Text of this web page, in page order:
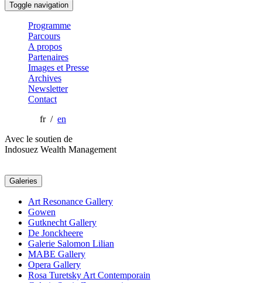
Toggle navigation
Programme
Parcours
A propos
Partenaires
Images et Presse
Archives
Newsletter
Contact
fr / en
Avec le soutien de
Indosuez Wealth Management
Galeries
Art Resonance Gallery
Gowen
Gutknecht Gallery
De Jonckheere
Galerie Salomon Lilian
MABE Gallery
Opera Gallery
Rosa Turetsky Art Contemporain